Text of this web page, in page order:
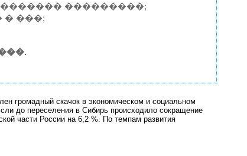
���������;
���;
громадный скачок в экономическом и социальном
до переселения в Сибирь происходило сокращение
части России на 6,2 %. По темпам развития